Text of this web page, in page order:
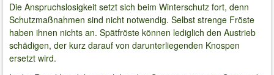
Die Anspruchslosigkeit setzt sich beim Winterschutz fort, denn
Schutzmaßnahmen sind nicht notwendig. Selbst strenge Fröste
haben ihnen nichts an. Spätfröste können lediglich den Austrieb
schädigen, der kurz darauf von darunterliegenden Knospen
ersetzt wird.